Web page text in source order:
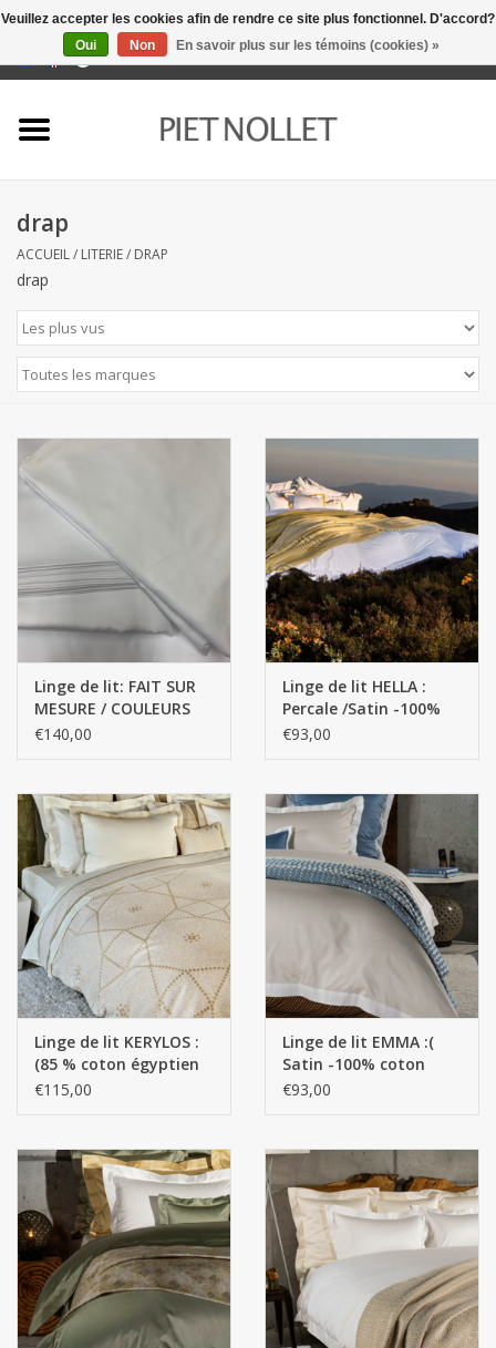
0 Articles - €0,00
serviettes
literie
napery
chaussettes
mouchoirs
pull-over
Maison et vêtements de
nuit (MEN)
costume
Tissus au mètre
ARTICLES CADEAUX
Linge de Plage
SUR MESURE
Vêtements d'intérieur et de
nuit (FEMMES)
Marques
drap
ACCUEIL/ LITERIE/ DRAP
drap
Linge de lit: FAIT SUR
MESURE / COULEURS
UNIES QUALITÉ
fils
€140,00
Linge de lit HELLA :
Percale /Satin -100%
coton égyptien GIZA -
€93,00
Linge de lit KERYLOS :
(85 % coton égyptien
GIZA - Fils extra longs -
€115,00
Linge de lit EMMA :(
Satin -100% coton
égyptien GIZA- Fils
g/m2
€93,00
Veuillez accepter les cookies afin de rendre ce site plus fonctionnel. D'accord?
Oui
Non En savoir plus sur les témoins (cookies) »